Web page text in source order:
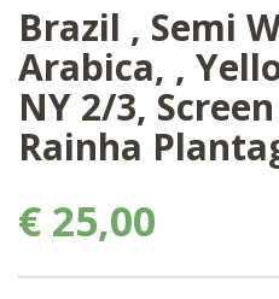
Brazil , Semi
Arabica, ,
NY 2/3,
Rainha
€ 25,00